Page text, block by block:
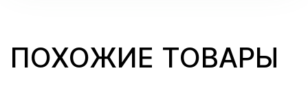
ПОХОЖИЕ ТОВАРЫ